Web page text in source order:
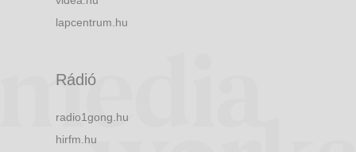
lapcentrum.hu
Rádió
radio1gong.hu
hirfm.hu